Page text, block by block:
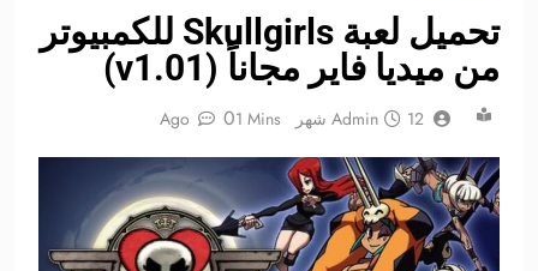
تحميل لعبة Skullgirls للكمبيوتر
من ميديا فاير مجاناً (v1.01)
Admin 12 شهر Ago 01 Mins